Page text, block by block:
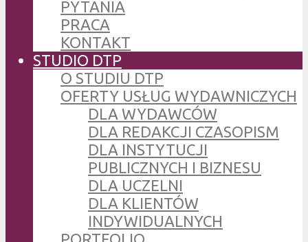
PYTANIA
PRACA
KONTAKT
STUDIO DTP
O STUDIU DTP
OFERTY USŁUG WYDAWNICZYCH
DLA WYDAWCÓW
DLA REDAKCJI CZASOPISM
DLA INSTYTUCJI
PUBLICZNYCH I BIZNESU
DLA UCZELNI
DLA KLIENTÓW
INDYWIDUALNYCH